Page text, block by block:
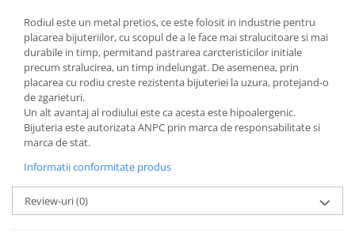
Rodiul este un metal pretios, ce este folosit in industrie pentru
placarea bijuteriilor, cu scopul de a le face mai stralucitoare si mai
durabile in timp, permitand pastrarea carcteristicilor initiale
precum stralucirea, un timp indelungat. De asemenea, prin
placarea cu rodiu creste rezistenta bijuteriei la uzura, protejand-o
de zgarieturi.
Un alt avantaj al rodiului este ca acesta este hipoalergenic.
Bijuteria este autorizata ANPC prin marca de responsabilitate si
marca de stat.
Informatii conformitate produs
Review-uri(0)